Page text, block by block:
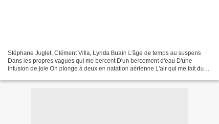
Stéphane Juglet, Clément Villa, Lynda Buain L'âge de temps au suspens
Dans les propres vagues qui me bercent D'un bercement d'eau D'une
infusion de joie On plonge à deux en natation aérienne L'air qui me fait du